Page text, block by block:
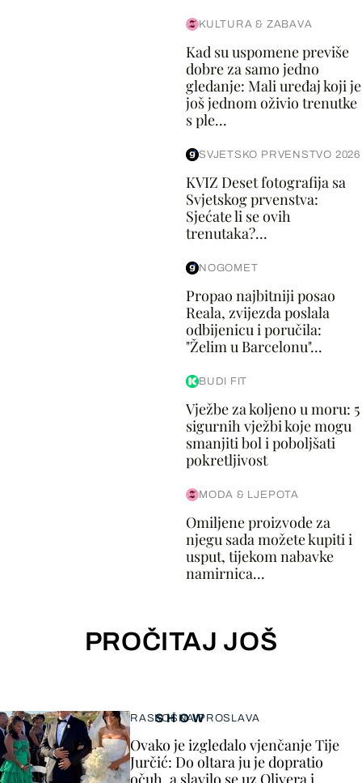
KULTURA & ZABAVA
Kad su uspomene previše
dobre za samo jedno
gledanje: Mali uređaj koji je
još jednom oživio trenutke
s ple...
SVJETSKO PRVENSTVO 2026
KVIZ Deset fotografija sa
Svjetskog prvenstva:
Sjećate li se ovih
trenutaka?...
NOGOMET
Propao najbitniji posao
Reala, zvijezda poslala
odbijenicu i poručila:
"Želim u Barcelonu"...
BUDI FIT
Vježbe za koljeno u moru: 5
sigurnih vježbi koje mogu
smanjiti bol i poboljšati
pokretljivost
MODA & LJEPOTA
Omiljene proizvode za
njegu sada možete kupiti i
usput, tijekom nabavke
namirnica...
PROČITAJ JOŠ
SHOW
RASKOŠNA PROSLAVA
Ovako je izgledalo vjenčanje Tije
Jurčić: Do oltara ju je dopratio
očuh, a slavilo se uz Olivera i